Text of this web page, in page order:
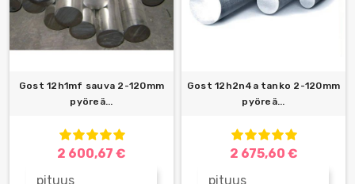
Gost 12h1mf sauva 2-120mm
pyöreä...
2 600,67 €
pituus
Gost 12h2n4a tanko 2-120mm
pyöreä...
2 675,60 €
pituus